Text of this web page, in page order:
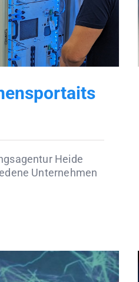
Heide
Unternehmen